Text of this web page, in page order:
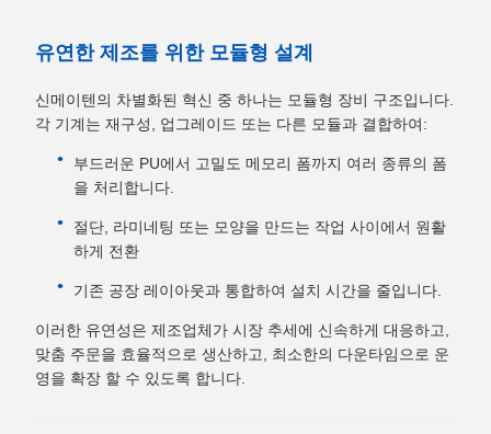
유연한 제조를 위한 모듈형 설계
신메이텐의 차별화된 혁신 중 하나는 모듈형 장비 구조입니다.
각 기계는 재구성, 업그레이드 또는 다른 모듈과 결합하여:
부드러운 PU에서 고밀도 메모리 폼까지 여러 종류의 폼
을 처리합니다.
절단, 라미네팅 또는 모양을 만드는 작업 사이에서 원활
하게 전환
기존 공장 레이아웃과 통합하여 설치 시간을 줄입니다.
이러한 유연성은 제조업체가 시장 추세에 신속하게 대응하고,
맞춤 주문을 효율적으로 생산하고, 최소한의 다운타임으로 운
영을 확장 할 수 있도록 합니다.